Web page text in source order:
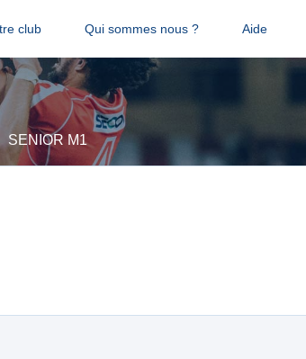
club Qui sommes nous ? Aide
SENIOR M1